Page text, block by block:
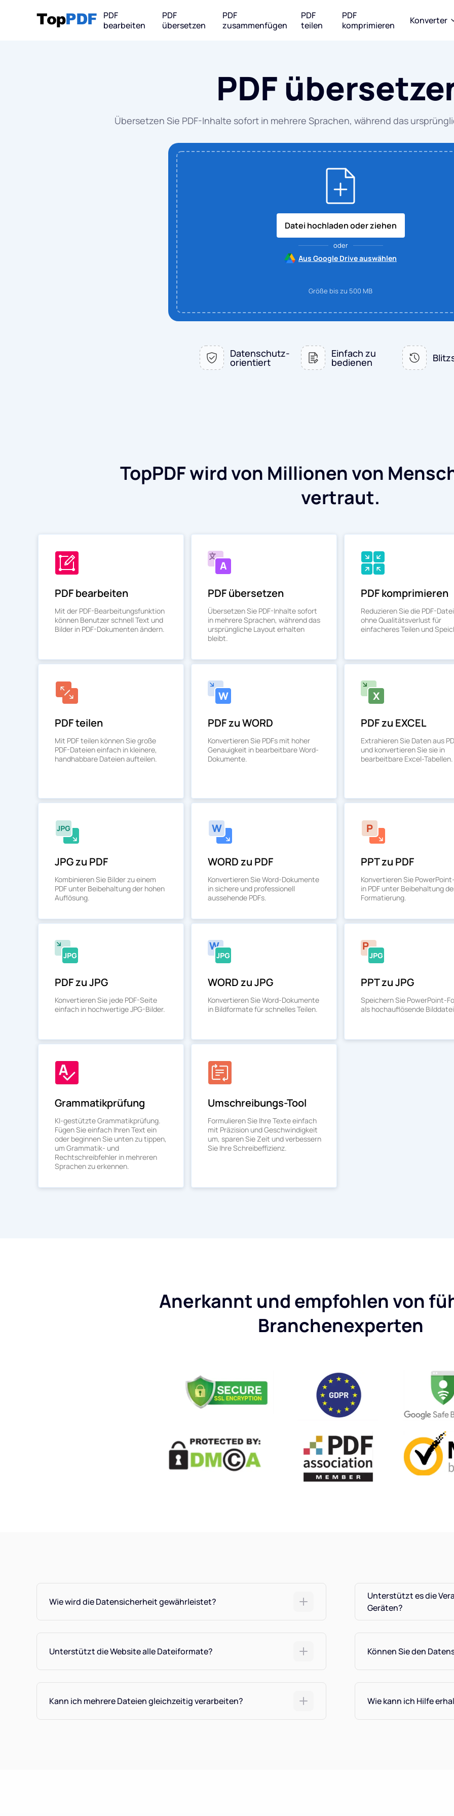
PDF
bearbeiten
PDF
übersetzen
PDF
zusammenfügen
PDF
teilen
PDF
komprimieren
Konverter
PDF zu WORD WORD zu PDF
EPUB zu PDF
WORD zu
PDF
Übersetzen Sie PDF-Inhalte sofort in mehrere Sprachen, während das
Datei hochladen oder ziehen
oder
Aus Google Drive auswählen
Größe bis zu 500 MB
Datenschutz-
orientiert
Einfach zu
bedienen
TopPDF wird von Millionen von
vertraut.
PDF bearbeiten
Mit der PDF-Bearbeitungsfunktion
können Benutzer schnell Text und
Bilder in PDF-Dokumenten ändern.
PDF übersetzen
Übersetzen Sie PDF-Inhalte sofort
in mehrere Sprachen, während das
ursprüngliche Layout erhalten
bleibt.
PDF komprimieren
Reduzieren Sie die PDF-
ohne Qualitätsverlust für
einfacheres Teilen und
PDF teilen
Mit PDF teilen können Sie große
PDF-Dateien einfach in kleinere,
handhabbare Dateien aufteilen.
PDF zu WORD
Konvertieren Sie PDFs mit hoher
Genauigkeit in bearbeitbare Word-
Dokumente.
PDF zu EXCEL
Extrahieren Sie Daten aus
und konvertieren Sie sie in
bearbeitbare Excel-Tabellen.
JPG zu PDF
Kombinieren Sie Bilder zu einem
PDF unter Beibehaltung der hohen
Auflösung.
WORD zu PDF
Konvertieren Sie Word-Dokumente
in sichere und professionell
aussehende PDFs.
PPT zu PDF
Konvertieren Sie
in PDF unter Beibehaltung
Formatierung.
PDF zu JPG
Konvertieren Sie jede PDF-Seite
einfach in hochwertige JPG-Bilder.
WORD zu JPG
Konvertieren Sie Word-Dokumente
in Bildformate für schnelles Teilen.
PPT zu JPG
Speichern Sie PowerPoint-
als hochauflösende
Grammatikprüfung
KI-gestützte Grammatikprüfung.
Fügen Sie einfach Ihren Text ein
oder beginnen Sie unten zu tippen,
um Grammatik- und
Rechtschreibfehler in mehreren
Sprachen zu erkennen.
Umschreibungs-Tool
Formulieren Sie Ihre Texte einfach
mit Präzision und Geschwindigkeit
um, sparen Sie Zeit und verbessern
Sie Ihre Schreibeffizienz.
Anerkannt und empfohlen von
Branchenexperten
Wie wird die Datensicherheit gewährleistet?
Unterstützt die Website alle Dateiformate?
Kann ich mehrere Dateien gleichzeitig verarbeiten?
Unterstützt es die
Geräten?
Können Sie den
Wie kann ich Hilfe